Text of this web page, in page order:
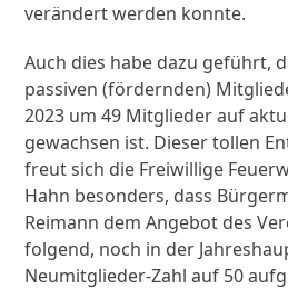
verändert werden konnte.
Auch dies habe dazu geführt,
passiven (fördernden)
2023 um 49 Mitglieder auf
gewachsen ist. Dieser tollen
freut sich die Freiwillige
Hahn besonders, dass
Reimann dem Angebot des
folgend, noch in der
Neumitglieder-Zahl auf 50